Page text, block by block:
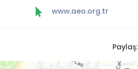
www.aeo.org.tr
Paylaş: